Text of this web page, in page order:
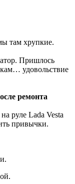
там хрупкие.
Пришлось
удовольствие
ремонта
руле Lada Vesta
привычки.